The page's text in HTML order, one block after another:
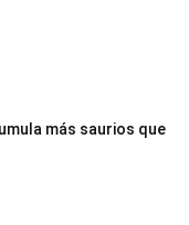
más saurios que